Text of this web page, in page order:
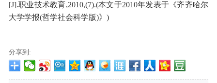
[J].职业技术教育,2010,(7).(本文于2010年发表于《齐齐哈尔
大学学报(哲学社会科学版)》)
分享到: